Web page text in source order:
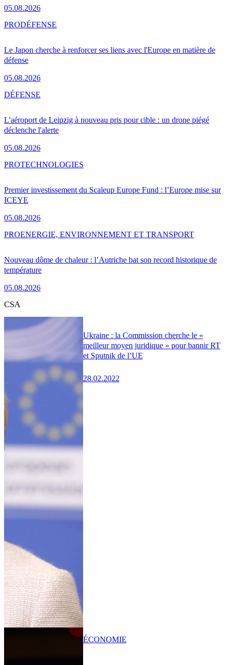
05.08.2026
Le Japon cherche à renforcer ses liens avec l'Europe en matière de
défense
05.08.2026
PRODÉFENSE
L'aéroport de Leipzig à nouveau pris pour cible : un drone piégé
déclenche l'alerte
05.08.2026
DÉFENSE
Premier investissement du Scaleup Europe Fund : l’Europe mise sur
ICEYE
05.08.2026
PROTECHNOLOGIES
Nouveau dôme de chaleur : l’Autriche bat son record historique de
température
05.08.2026
PROENERGIE, ENVIRONNEMENT ET TRANSPORT
CSA
Ukraine : la Commission cherche le «
meilleur moyen juridique » pour bannir RT
et Sputnik de l’UE
28.02.2022
ÉCONOMIE